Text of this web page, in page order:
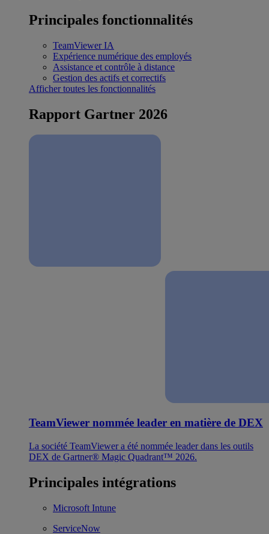
Principales fonctionnalités
TeamViewer IA
Expérience numérique des employés
Assistance et contrôle à distance
Gestion des actifs et correctifs
Afficher toutes les fonctionnalités
Rapport Gartner 2026
TeamViewer nommée leader en matière de DEX
La société TeamViewer a été nommée leader dans les outils
DEX de Gartner® Magic Quadrant™ 2026.
Principales intégrations
Microsoft Intune
ServiceNow